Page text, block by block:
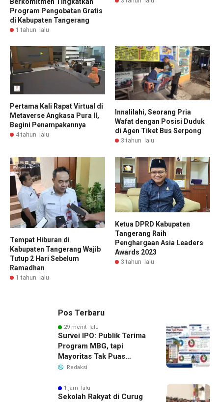
Berkomitmen Tingkatkan
Program Pengobatan Gratis
di Kabupaten Tangerang
1 tahun lalu
Pertama Kali Rapat Virtual di
Metaverse Angkasa Pura II,
Begini Penampakannya
4 tahun lalu
Innalilahi, Seorang Pria
Wafat dengan Posisi Duduk
di Agen Tiket Bus Serpong
3 tahun lalu
Tempat Hiburan di
Kabupaten Tangerang Wajib
Tutup 2 Hari Sebelum
Ramadhan
1 tahun lalu
Ketua DPRD Kabupaten
Tangerang Raih
Penghargaan Asia Leaders
Awards 2023
3 tahun lalu
Pos Terbaru
29 menit lalu
Survei IPO: Publik Terima
Program MBG, tapi
Mayoritas Tak Puas
dengan Pengelolaannya
Redaksi
1 jam lalu
Sekolah Rakyat di Curug